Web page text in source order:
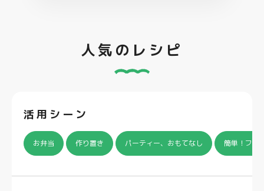
人気のレシピ
活用シーン
お弁当 作り置き パーティー、おもてなし 簡単！フラ